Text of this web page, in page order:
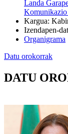
Landa
Komunikazio
Kargua:
Izendapen-
Organigrama
Datu orokorrak
DATU